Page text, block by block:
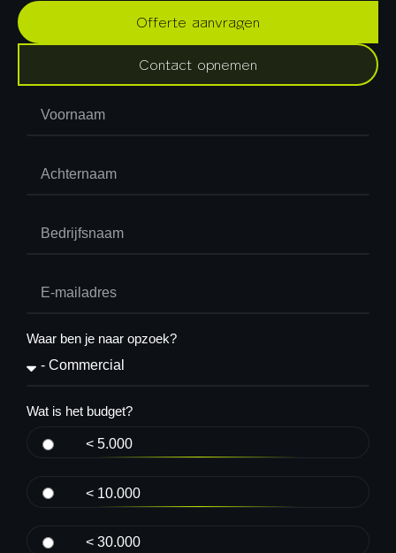
Offerte aanvragen
Contact opnemen
Waar ben je naar opzoek?
Wat is het budget?
< 5.000
< 10.000
< 30.000